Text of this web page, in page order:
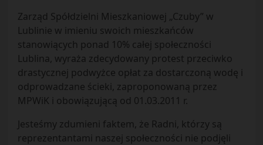
Zarząd Spółdzielni Mieszkaniowej „Czuby” w
Lublinie w imieniu swoich mieszkańców
stanowiących ponad 10% całej społeczności
Lublina, wyraża zdecydowany protest przeciwko
drastycznej podwyżce opłat za dostarczoną wodę i
odprowadzane ścieki, zaproponowaną przez
MPWiK i obowiązującą od 01.03.2011 r.
Jesteśmy zdumieni faktem, że Radni, którzy są
reprezentantami naszej społeczności nie podjęli